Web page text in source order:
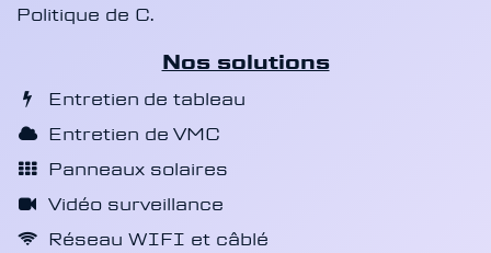
Politique de C.
Nos solutions
Entretien de tableau
Entretien de VMC
Panneaux solaires
Vidéo surveillance
Réseau WIFI et câblé